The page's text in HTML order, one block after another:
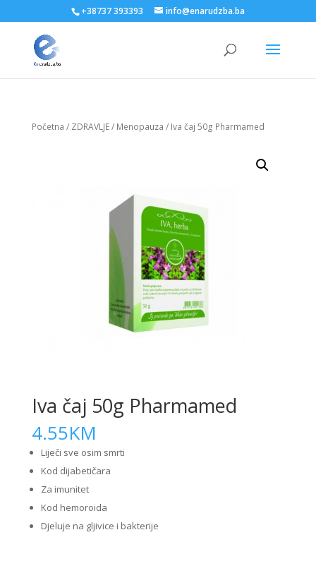
+38737 393393 info@enarudzba.ba
Početna / ZDRAVLJE/ Menopauza / Iva čaj 50g Pharmamed
Iva čaj 50g Pharmamed
4.55KM
Liječi sve osim smrti
Kod dijabetičara
Za imunitet
Kod hemoroida
Djeluje na gljivice i bakterije